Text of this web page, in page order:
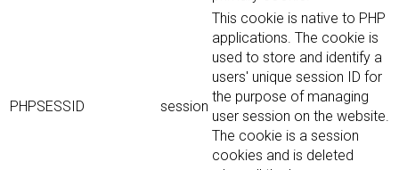
PHPSESSID session
This cookie is native to PHP
applications. The cookie is
used to store and identify a
users' unique session ID for
the purpose of managing
user session on the website.
The cookie is a session
cookies and is deleted